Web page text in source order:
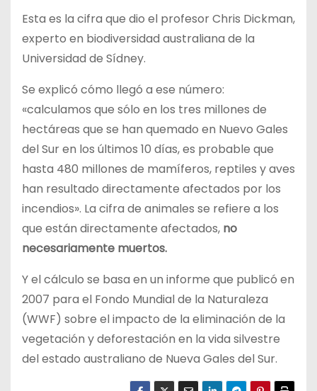
Esta es la cifra que dio el profesor Chris Dickman,
experto en biodiversidad australiana de la
Universidad de Sídney.
Se explicó cómo llegó a ese número:
«calculamos que sólo en los tres millones de
hectáreas que se han quemado en Nuevo Gales
del Sur en los últimos 10 días, es probable que
hasta 480 millones de mamíferos, reptiles y aves
han resultado directamente afectados por los
incendios». La cifra de animales se refiere a los
que están directamente afectados, no
necesariamente muertos.
Y el cálculo se basa en un informe que publicó en
2007 para el Fondo Mundial de la Naturaleza
(WWF) sobre el impacto de la eliminación de la
vegetación y deforestación en la vida silvestre
del estado australiano de Nueva Gales del Sur.